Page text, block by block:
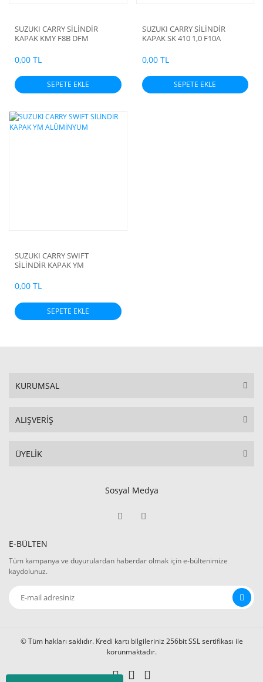
SUZUKI CARRY SİLİNDİR
KAPAK KMY F8B DFM
0,00 TL
SEPETE EKLE
SUZUKI CARRY SİLİNDİR
KAPAK SK 410 1,0 F10A
0,00 TL
SEPETE EKLE
SUZUKI CARRY SWIFT
SİLİNDİR KAPAK YM
0,00 TL
SEPETE EKLE
KURUMSAL
ALIŞVERİŞ
ÜYELİK
Sosyal Medya
E-BÜLTEN
Tüm kampanya ve duyurulardan haberdar olmak için e-bültenimize
kaydolunuz.
© Tüm hakları saklıdır. Kredi kartı bilgileriniz 256bit SSL sertifikası ile
korunmaktadır.